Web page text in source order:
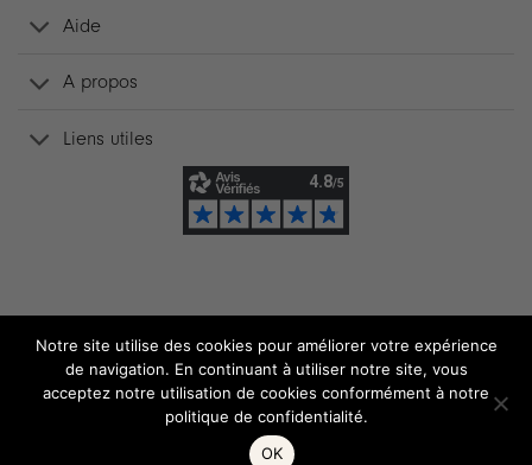
Aide
A propos
Liens utiles
Notre site utilise des cookies pour améliorer votre expérience
de navigation. En continuant à utiliser notre site, vous
acceptez notre utilisation de cookies conformément à notre
politique de confidentialité.
OK